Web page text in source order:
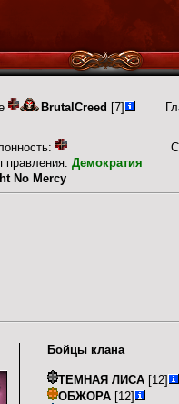
BrutalCreed [7]
правления: Демократия
No Mercy
Бойцы клана
ТЕМНАЯ ЛИСА [12]
ОБЖОРА [12]